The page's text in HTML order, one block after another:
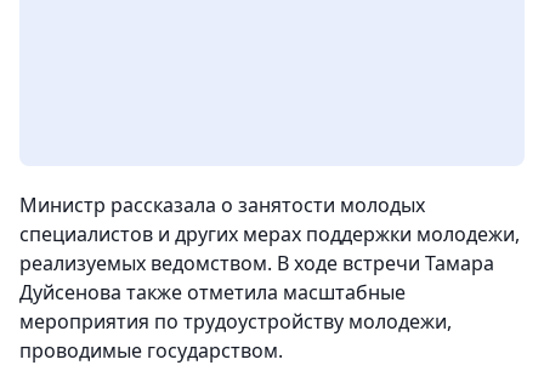
Министр рассказала о занятости молодых
специалистов и других мерах поддержки молодежи,
реализуемых ведомством. В ходе встречи Тамара
Дуйсенова также отметила масштабные
мероприятия по трудоустройству молодежи,
проводимые государством.